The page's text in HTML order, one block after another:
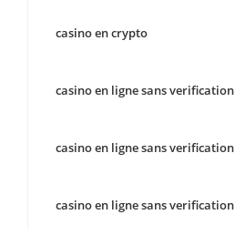
casino en crypto
casino en ligne sans verification
casino en ligne sans verification
casino en ligne sans verification